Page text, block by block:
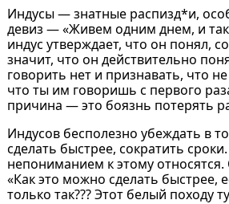
Индусы — знатные распизд*и,
девиз — «Живем одним днем, и так
индус утверждает, что он понял,
значит, что он действительно
говорить нет и признавать, что
что ты им говоришь с первого
причина — это боязнь потерять
Индусов бесполезно убеждать в
сделать быстрее, сократить
непониманием к этому
«Как это можно сделать быстрее,
только так??? Этот белый походу